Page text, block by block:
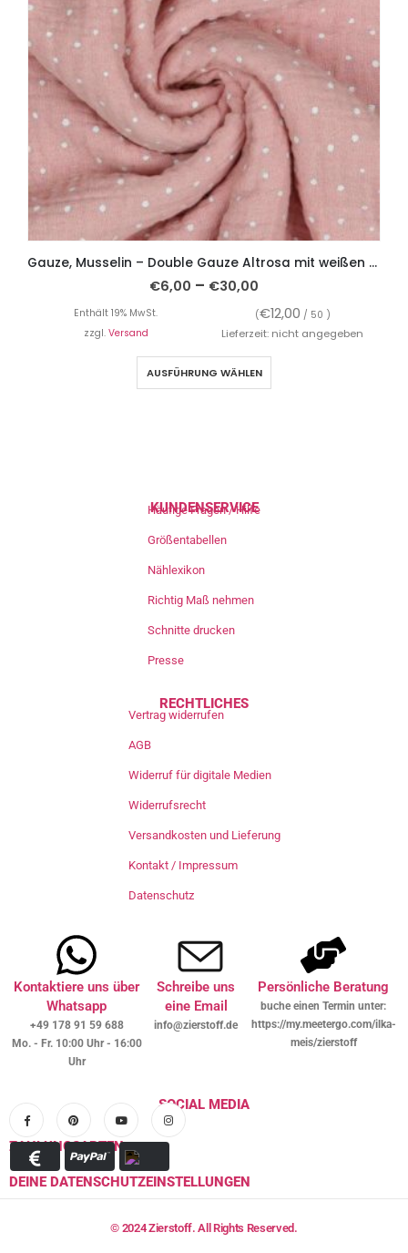
Gauze, Musselin – Double Gauze Altrosa mit weißen Punkten
€6,00 – €30,00
Enthält 19% MwSt. (€12,00 / 50 )
zzgl. Versand Lieferzeit: nicht angegeben
AUSFÜHRUNG WÄHLEN
KUNDENSERVICE
Häufige Fragen / Hilfe
Größentabellen
Nählexikon
Richtig Maß nehmen
Schnitte drucken
Presse
RECHTLICHES
Vertrag widerrufen
AGB
Widerruf für digitale Medien
Widerrufsrecht
Versandkosten und Lieferung
Kontakt / Impressum
Datenschutz
Kontaktiere uns über
Whatsapp
+49 178 91 59 688
Mo. - Fr. 10:00 Uhr - 16:00
Uhr
Schreibe uns
eine Email
info@zierstoff.de
Persönliche Beratung
buche einen Termin unter:
https://my.meetergo.com/ilka-
meis/zierstoff
SOCIAL MEDIA
ZAHLUNGSARTEN
DEINE DATENSCHUTZEINSTELLUNGEN
© 2024 Zierstoff. All Rights Reserved.